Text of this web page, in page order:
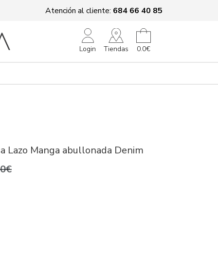
Atención al cliente: 684 66 40 85
Login Tiendas 0.0€
Lazo Manga abullonada Denim